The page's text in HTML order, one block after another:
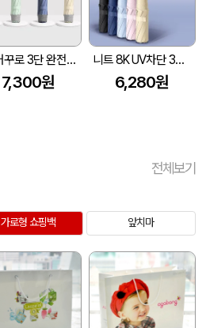
EZ 거꾸로 3단 완전자동 양우산
7,300원
니트 8K UV차단 3단 완자동 양우산
6,280원
전체보기
가로형 쇼핑백 앞치마